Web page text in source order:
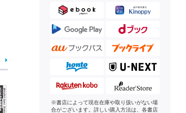
※書店によって現在在庫や取り扱いがない場
合がございます。詳しい購入方法は、各書店